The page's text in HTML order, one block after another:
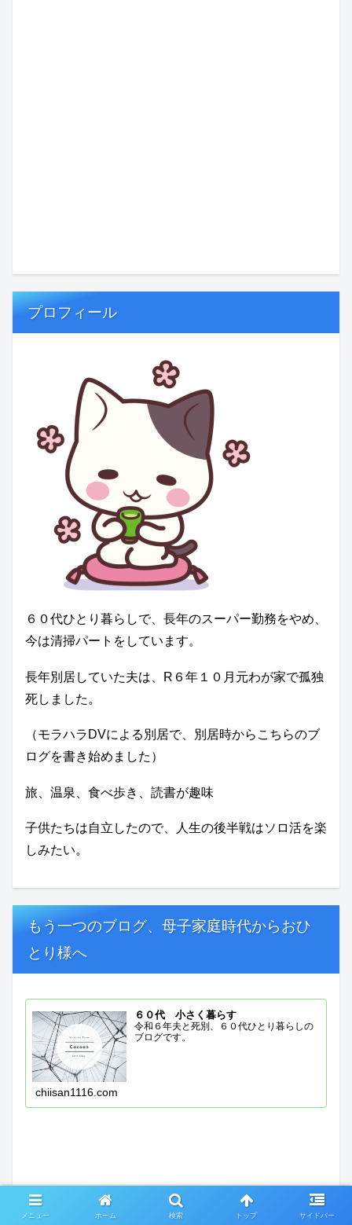
プロフィール
６０代ひとり暮らしで、長年のスーパー勤務をやめ、
今は清掃パートをしています。
長年別居していた夫は、R６年１０月元わが家で孤独
死しました。
（モラハラDVによる別居で、別居時からこちらのブ
ログを書き始めました）
旅、温泉、食べ歩き、読書が趣味
子供たちは自立したので、人生の後半戦はソロ活を楽
しみたい。
もう一つのブログ、母子家庭時代からおひ
とり様へ
６０代 小さく暮らす
令和６年夫と死別、６０代ひとり暮らしの
ブログです。
chiisan1116.com
メニュー ホーム 検索 トップ サイドバー